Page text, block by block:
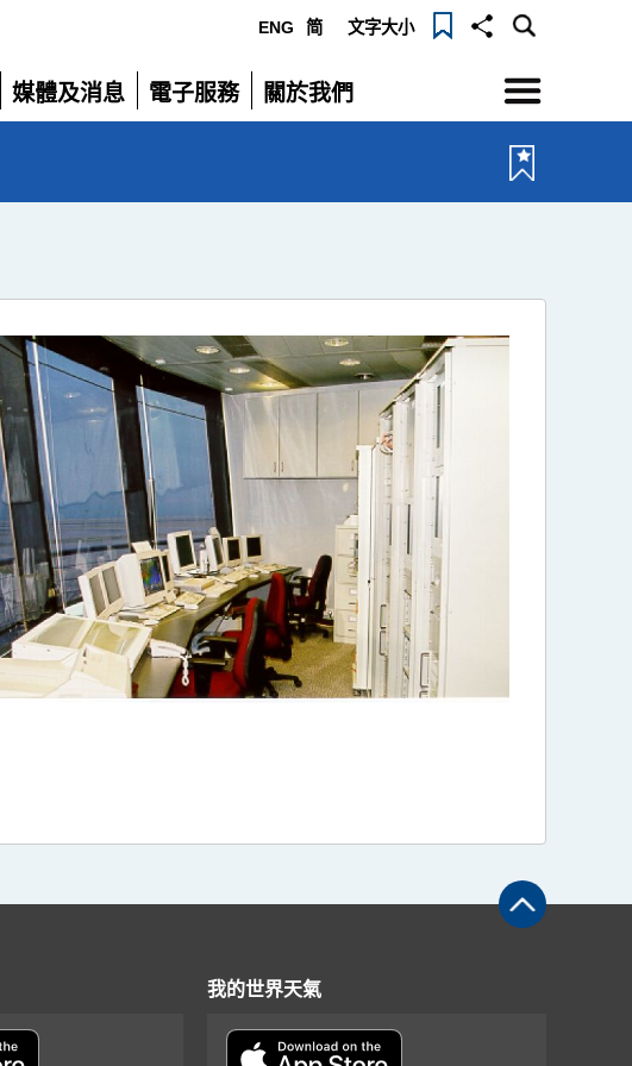
ENG 简 文字大小
媒體及消息
展
電子服務
展
關於我們
展
選
單
我的世界天氣